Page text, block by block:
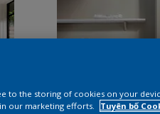
to the storing of cookies on your
our marketing efforts.
Tuyên bố